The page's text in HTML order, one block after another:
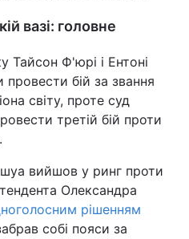
вазі: головне
Тайсон Ф'юрі і Ентоні
бій за звання
світу, проте суд
третій бій проти
вийшов у ринг проти
Олександра
рішенням
собі пояси за